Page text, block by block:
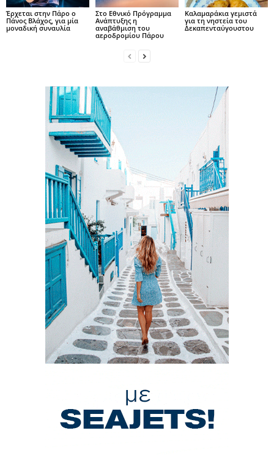
Έρχεται στην Πάρο ο
Πάνος Βλάχος, για μία
μοναδική συναυλία
Στο Εθνικό Πρόγραμμα
Ανάπτυξης η
αναβάθμιση του
αεροδρομίου Πάρου
Καλαμαράκια γεμιστά
για τη νηστεία του
Δεκαπενταύγουστου